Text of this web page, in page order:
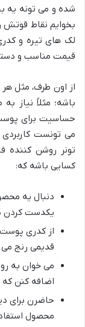
شده و می تونه یه
بخوایم نقاط قوتش
لک های تیره و
قیمت مناسب و
از اون طرف، مثل
باشه؛ مثلاً نیاز
حساسیت برای
می تونست
تونر روشن کننده
کسایی باشه که:
دنبال یه
یکدست کردن
از کدری
قدیمی رنج می
می خوان به
اضافه کنن که
حاضرن برای
محصول